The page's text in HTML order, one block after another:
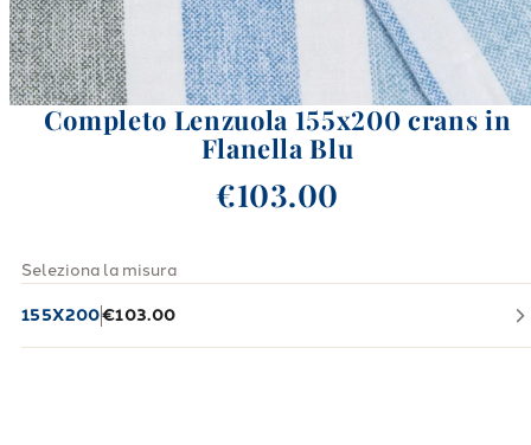
Completo Lenzuola 155x200 crans in
Flanella Blu
€103.00
Seleziona la misura
155X200€103.00